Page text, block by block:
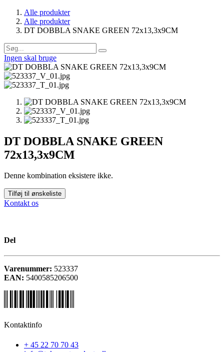
Alle produkter
Alle produkter
DT DOBBLA SNAKE GREEN 72x13,3x9CM
Ingen skal bruge
DT DOBBLA SNAKE GREEN
72x13,3x9CM
Denne kombination eksistere ikke.
Tilføj til ønskeliste
Kontakt os
Del
Varenummer: 523337
EAN: 5400585206500
Kontaktinfo
+ 45 22 70 70 43